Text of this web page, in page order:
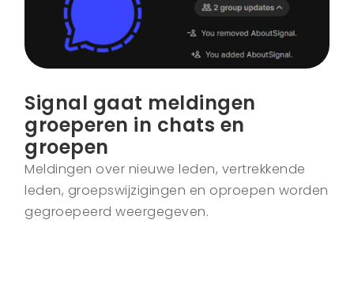
Signal gaat meldingen
groeperen in chats en
groepen
Meldingen over nieuwe leden, vertrekkende
leden, groepswijzigingen en oproepen worden
gegroepeerd weergegeven.